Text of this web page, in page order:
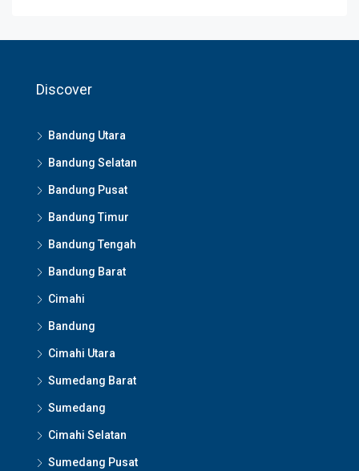
Discover
Bandung Utara
Bandung Selatan
Bandung Pusat
Bandung Timur
Bandung Tengah
Bandung Barat
Cimahi
Bandung
Cimahi Utara
Sumedang Barat
Sumedang
Cimahi Selatan
Sumedang Pusat